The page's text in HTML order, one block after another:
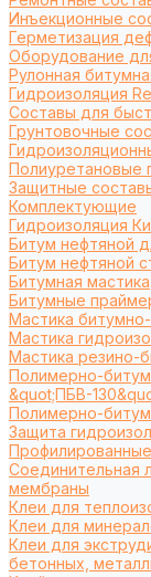
Инъекционные
Герметизация
Оборудование
Рулонная
Гидроизоляция
Составы для
Грунтовочные
Полиуретановые
Защитные
Комплектующие
Гидроизоляция
Битум нефтяной
Битум нефтяной
Битумная мастика
Битумные
Мастика
Мастика
Мастика резино-
Полимерно-
&quot;ПБВ-
Полимерно-
Защита
Соединительная
мембраны
Клеи для
Клеи для
Клеи для
бетонных,